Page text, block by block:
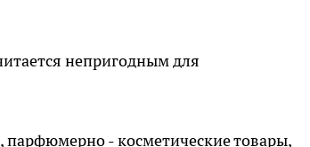
непригодным для
парфюмерно - косметические товары,